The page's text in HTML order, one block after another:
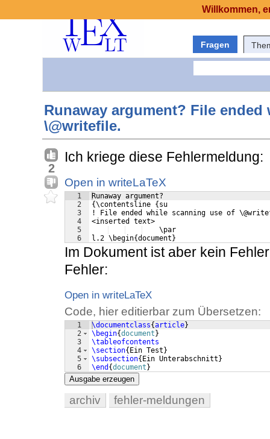
Fragen
Runaway argument? File
\@writefile.
2
Ich kriege diese Fehlermeldung:
Open in writeLaTeX
1
2
3
4
5
6
Runaway argument?
{\contentsline {su
! File ended while scanning use of
<inserted text>
    \par
l.2 \begin{document}
Im Dokument ist aber kein
Fehler:
Open in writeLaTeX
Code, hier editierbar zum Übersetzen:
1
2
3
4
5
6
\documentclass{article}
\begin{document }
\tableofcontents
\section{ Ein Test }
\subsection{ Ein Unterabschnitt }
\end {document }
Ausgabe erzeugen
archiv fehler-meldungen
Willkommen,